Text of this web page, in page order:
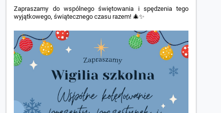
Zapraszamy do wspólnego świętowania i spędzenia tego
wyjątkowego, świątecznego czasu razem! 🎄✨